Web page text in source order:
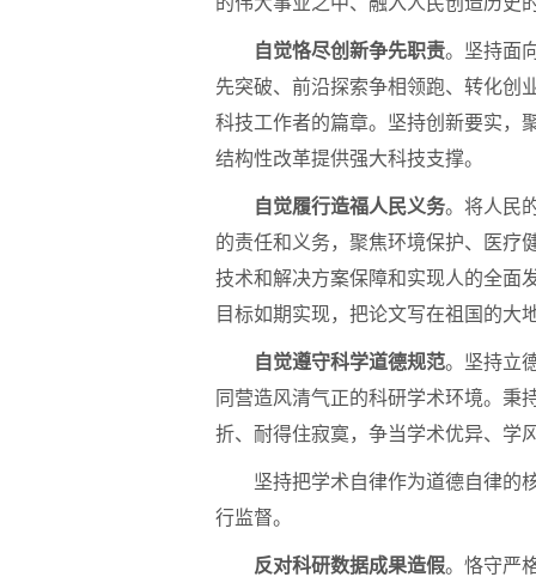
自觉恪尽创新争先职责。坚持面
先突破、前沿探索争相领跑、转化创
科技工作者的篇章。坚持创新要实，
结构性改革提供强大科技支撑。
自觉履行造福人民义务。将人民
的责任和义务，聚焦环境保护、医疗
技术和解决方案保障和实现人的全面
目标如期实现，把论文写在祖国的大
自觉遵守科学道德规范。坚持立
同营造风清气正的科研学术环境。秉
折、耐得住寂寞，争当学术优异、学
坚持把学术自律作为道德自律的核
行监督。
反对科研数据成果造假。恪守严